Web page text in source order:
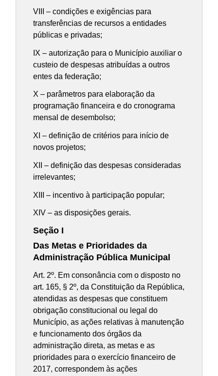
VIII – condições e exigências para
transferências de recursos a entidades
públicas e privadas;
IX – autorização para o Município auxiliar o
custeio de despesas atribuídas a outros
entes da federação;
X – parâmetros para elaboração da
programação financeira e do cronograma
mensal de desembolso;
XI – definição de critérios para início de
novos projetos;
XII – definição das despesas consideradas
irrelevantes;
XIII – incentivo à participação popular;
XIV – as disposições gerais.
Seção I
Das Metas e Prioridades da
Administração Pública Municipal
Art. 2º. Em consonância com o disposto no
art. 165, § 2º, da Constituição da República,
atendidas as despesas que constituem
obrigação constitucional ou legal do
Município, as ações relativas à manutenção
e funcionamento dos órgãos da
administração direta, as metas e as
prioridades para o exercício financeiro de
2017, correspondem às ações